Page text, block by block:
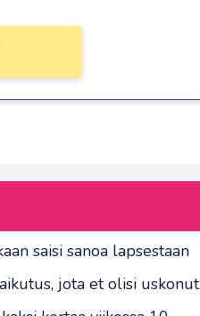
saisi sanoa lapsestaan
jota et olisi uskonut